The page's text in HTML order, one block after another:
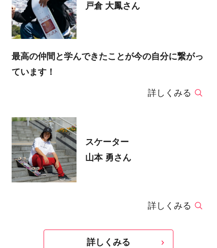
戸倉 大鳳さん
最高の仲間と学んできたことが今の自分に繋がっ
ています！
詳しくみる
スケーター
山本 勇さん
詳しくみる
詳しくみる